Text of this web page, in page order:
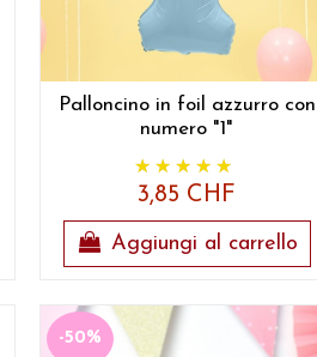
Palloncino in foil azzurro con
numero "1"
3,85 CHF
Aggiungi al carrello
-50%